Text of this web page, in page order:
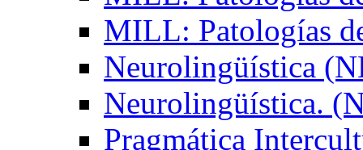
MILL: Patologías
Neurolingüística
Neurolingüística.
Pragmática